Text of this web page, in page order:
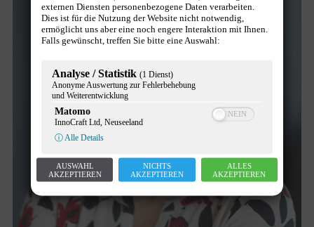
externen Diensten personenbezogene Daten verarbeiten.
Dies ist für die Nutzung der Website nicht notwendig,
ermöglicht uns aber eine noch engere Interaktion mit Ihnen.
Falls gewünscht, treffen Sie bitte eine Auswahl:
Analyse / Statistik (1 Dienst)
Anonyme Auswertung zur Fehlerbehebung
und Weiterentwicklung
Matomo
InnoCraft Ltd, Neuseeland
ⓘ Alle Details
AUSWAHL
AKZEPTIEREN
NICHTS
AKZEPTIEREN
ALLES
AKZEPTIEREN